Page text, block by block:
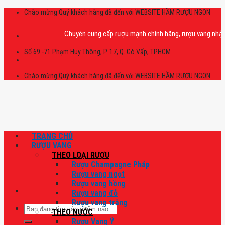
Skip
Chào mừng Quý khách hàng đã đến với WEBSITE HẦM RƯỢU NGON
Chuyên cung cấp rượu mạnh chính hãng, rượu vang nhập
Số 69 -71 Phạm Huy Thông, P. 17, Q. Gò Vấp, TPHCM
Chào mừng Quý khách hàng đã đến với WEBSITE HẦM RƯỢU NGON
Tìm
kiếm:
TRANG CHỦ
RƯỢU VANG
THEO LOẠI RƯỢU
Rượu Champagne Pháp
Rượu vang ngọt
Rượu vang hồng
Rượu vang đỏ
Rượu vang trắng
THEO NƯỚC
Rượu Vang Ý